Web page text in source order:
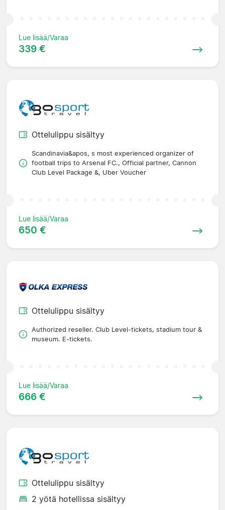
Lue lisää/Varaa
339 €
Ottelulippu sisältyy
Scandinavia&apos, s most experienced organizer of
football trips to Arsenal FC., Official partner, Cannon
Club Level Package &, Uber Voucher
Lue lisää/Varaa
650 €
Ottelulippu sisältyy
Authorized reseller. Club Level-tickets, stadium tour &
museum. E-tickets.
Lue lisää/Varaa
666 €
Ottelulippu sisältyy
2 yötä hotellissa sisältyy